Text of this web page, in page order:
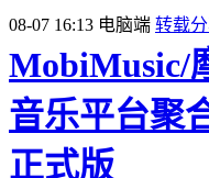
08-07 16:13 电脑端 转载
MobiMusic/
音乐平台聚
正式版